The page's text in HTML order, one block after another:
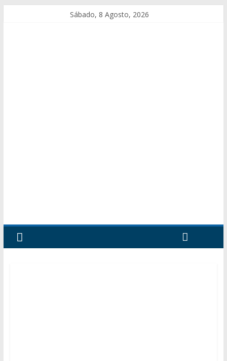
Sábado, 8 Agosto, 2026